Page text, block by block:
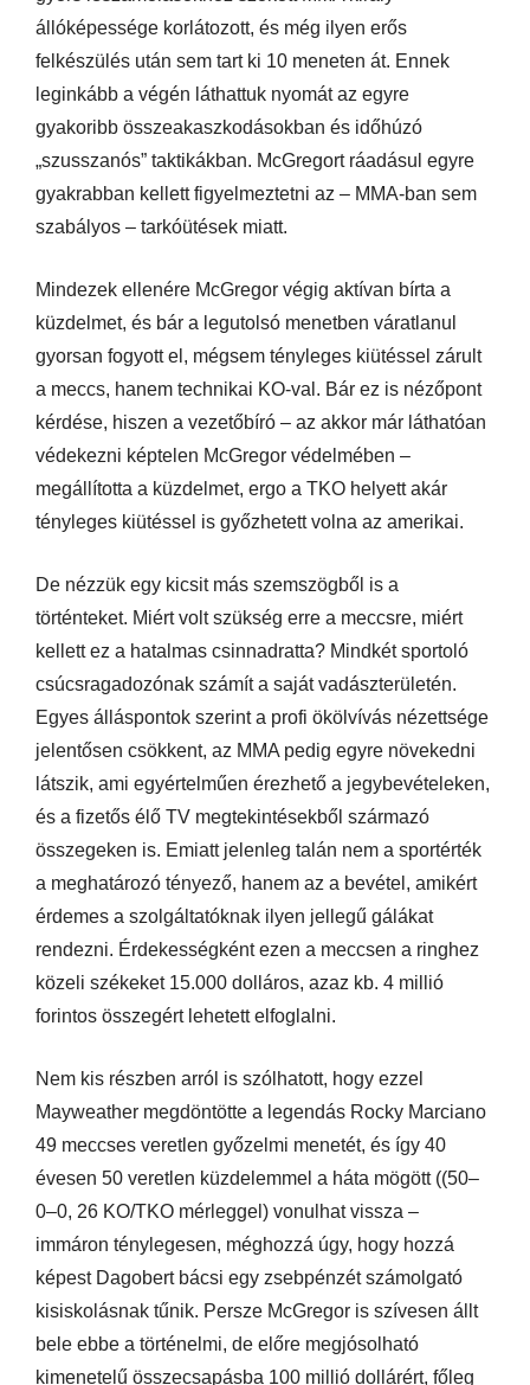
állóképessége korlátozott, és még ilyen erős
felkészülés után sem tart ki 10 meneten át. Ennek
leginkább a végén láthattuk nyomát az egyre
gyakoribb összeakaszkodásokban és időhúzó
„szusszanós” taktikákban. McGregort ráadásul egyre
gyakrabban kellett figyelmeztetni az – MMA-ban sem
szabályos – tarkóütések miatt.
Mindezek ellenére McGregor végig aktívan bírta a
küzdelmet, és bár a legutolsó menetben váratlanul
gyorsan fogyott el, mégsem tényleges kiütéssel zárult
a meccs, hanem technikai KO-val. Bár ez is nézőpont
kérdése, hiszen a vezetőbíró – az akkor már láthatóan
védekezni képtelen McGregor védelmében –
megállította a küzdelmet, ergo a TKO helyett akár
tényleges kiütéssel is győzhetett volna az amerikai.
De nézzük egy kicsit más szemszögből is a
történteket. Miért volt szükség erre a meccsre, miért
kellett ez a hatalmas csinnadratta? Mindkét sportoló
csúcsragadozónak számít a saját vadászterületén.
Egyes álláspontok szerint a profi ökölvívás nézettsége
jelentősen csökkent, az MMA pedig egyre növekedni
látszik, ami egyértelműen érezhető a jegybevételeken,
és a fizetős élő TV megtekintésekből származó
összegeken is. Emiatt jelenleg talán nem a sportérték
a meghatározó tényező, hanem az a bevétel, amikért
érdemes a szolgáltatóknak ilyen jellegű gálákat
rendezni. Érdekességként ezen a meccsen a ringhez
közeli székeket 15.000 dolláros, azaz kb. 4 millió
forintos összegért lehetett elfoglalni.
Nem kis részben arról is szólhatott, hogy ezzel
Mayweather megdöntötte a legendás Rocky Marciano
49 meccses veretlen győzelmi menetét, és így 40
évesen 50 veretlen küzdelemmel a háta mögött ((50–
0–0, 26 KO/TKO mérleggel) vonulhat vissza –
immáron ténylegesen, méghozzá úgy, hogy hozzá
képest Dagobert bácsi egy zsebpénzét számolgató
kisiskolásnak tűnik. Persze McGregor is szívesen állt
bele ebbe a történelmi, de előre megjósolható
kimenetelű összecsapásba 100 millió dollárért, főleg